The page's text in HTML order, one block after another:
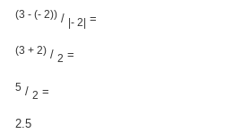
(3 - (- 2)) / |- 2| =
(3 + 2) /2 =
5 /2 =
2.5